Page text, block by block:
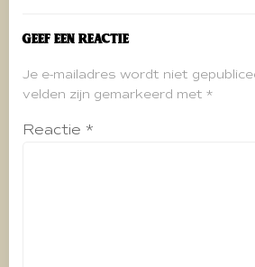
Geef een reactie
Je e-mailadres wordt niet
velden zijn gemarkeerd met *
Reactie *